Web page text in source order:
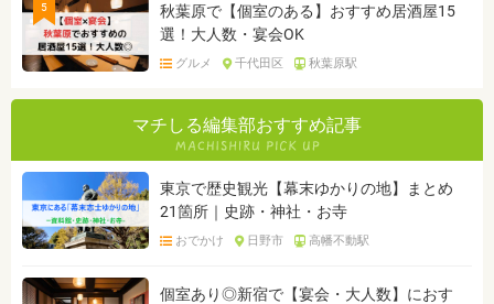
5
秋葉原で【個室のある】おすすめ居酒屋15
選！大人数・宴会OK
グルメ 千代田区 秋葉原駅
マチしる編集部おすすめ記事
東京で歴史観光【幕末ゆかりの地】まとめ
21箇所｜史跡・神社・お寺
おでかけ 日野市 高幡不動駅
個室あり◎新宿で【宴会・大人数】におす